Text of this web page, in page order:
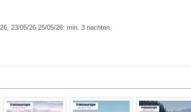
23/05/26-25/05/26: min. 3 nachten.